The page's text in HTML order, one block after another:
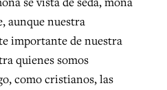
aunque nuestra
importante de nuestra
quienes somos
como cristianos, las